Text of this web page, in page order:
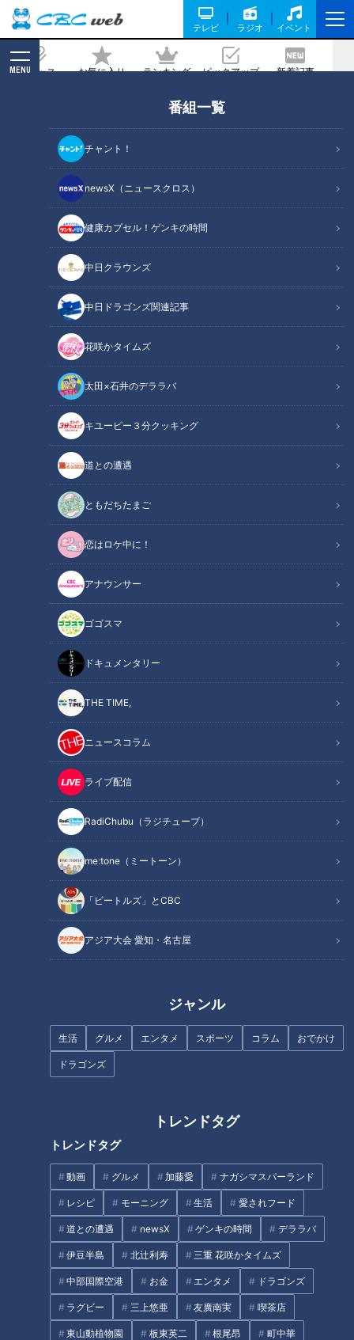
テレビ ラジオ イベント
ニュース お気に入り ランキング ピックアップ 新着記事
MENU
番組一覧
チャント！
newsX（ニュースクロス）
健康カプセル！ゲンキの時間
中日クラウンズ
中日ドラゴンズ関連記事
花咲かタイムズ
太田×石井のデララバ
キユーピー３分クッキング
道との遭遇
ともだちたまご
恋はロケ中に！
アナウンサー
ゴゴスマ
ドキュメンタリー
THE TIME,
ニュースコラム
ライブ配信
RadiChubu（ラジチューブ）
me:tone（ミートーン）
「ビートルズ」とCBC
アジア大会 愛知・名古屋
ジャンル
生活 グルメ エンタメ スポーツ コラム おでかけ
ドラゴンズ
トレンドタグ
トレンドタグ
動画 グルメ 加藤愛 ナガシマスパーランド
レシピ モーニング 生活 愛されフード
道との遭遇 newsX ゲンキの時間 デララバ
伊豆半島 北辻利寿 三重 花咲かタイムズ
中部国際空港 お金 エンタメ ドラゴンズ
ラグビー 三上悠亜 友廣南実 喫茶店
東山動植物園 板東英二 根尾昂 町中華
なせっけんとは!?
2020/07/17 15:00
花咲かタイムズ
週末ジャーニー 推しタビ
2020年7月11日(土)に放送された『週末ジャーニー 推しタビ』
では、尼神インターの2人が“愛知・西尾市”をリモート推しタ
ビしました!
人気のワークショップ“宝石せっけん作り”
『cafeいろのわ』を中心に、さまざまな体験や、ハンドメイド
作品などを販売しているイベント『ワンカラーショップ』。
なかでも人気なのは、『りくる』が開催する『宝石せっけんワ
ークショップ』(1個500円～)。
2人も、リモートで宝石せっけん作りを体験してみました。
色や香りが選べ、溶かしたせっけんを冷やし固めて形を作るだ
けなので、とっても簡単ですよ。